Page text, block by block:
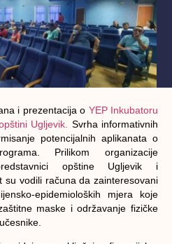
i prezentacija o YEP Inkubatoru
Ugljevik. Svrha informativnih
potencijalnih aplikanata o
Prilikom organizacije
opštine Ugljevik i
su vodili računa da zainteresovani
epidemioloških mjera koje
maske i održavanje fizičke